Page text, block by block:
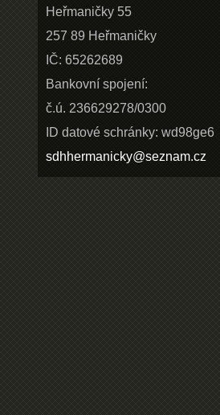
Heřmaničky 55
257 89 Heřmaničky
IČ: 65262689
Bankovní spojení:
č.ú. 236629278/0300
ID datové schránky: wd98ge6
sdhhermanicky@seznam.cz